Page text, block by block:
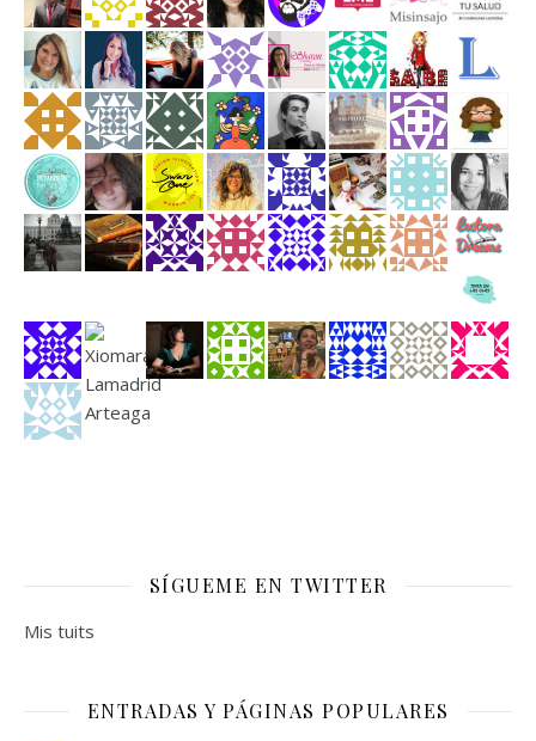
SÍGUEME EN TWITTER
Mis tuits
ENTRADAS Y PÁGINAS POPULARES